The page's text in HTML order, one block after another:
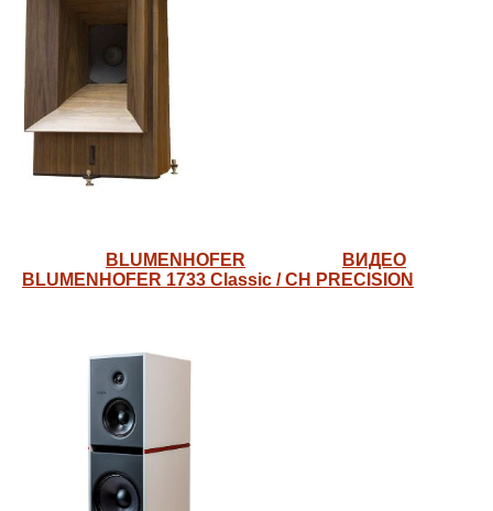
BLUMENHOFER
ВИДЕО
BLUMENHOFER 1733 Classic / CH PRECISION